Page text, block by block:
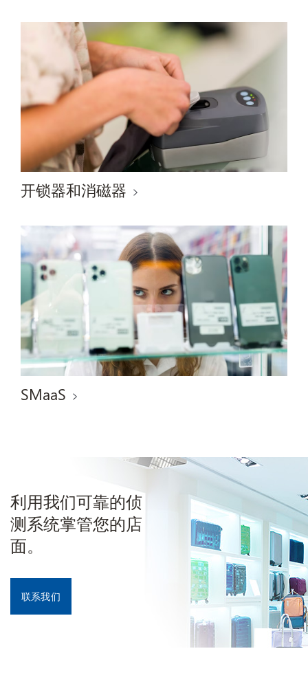
开锁器和消磁器
SMaaS
利用我们可靠的侦
测系统掌管您的店
面。
联系我们